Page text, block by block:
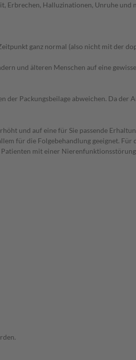
Erbrechen, Halluzinationen, Unruhe
ganz normal (also nicht mit der
und älteren Menschen auf eine
der Packungsbeilage abweichen. Da
und auf eine für Sie passende
für die Folgebehandlung geeignet.
mit einer